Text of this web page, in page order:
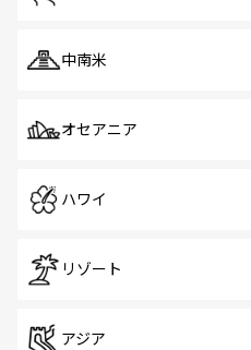
中南米
オセアニア
ハワイ
リゾート
アジア